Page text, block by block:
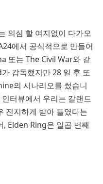
의심 할 여지없이 다가오
에서 공식적으로 만들어
또는 The Civil War와 같
감독했지만 28 일 후 또
의 시나리오를 썼습니
터뷰에서 우리는 갈랜드
진지하게 받아 들였다는
, Elden Ring은 일곱 번째